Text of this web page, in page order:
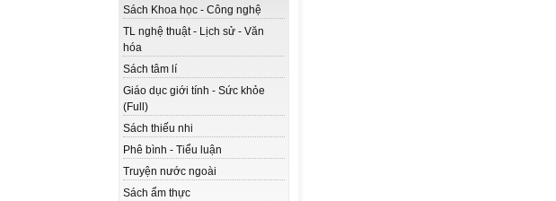
Sách Khoa học - Công nghệ
TL nghệ thuật - Lịch sử - Văn
hóa
Sách tâm lí
Giáo dục giới tính - Sức khỏe
(Full)
Sách thiếu nhi
Phê bình - Tiểu luận
Truyện nước ngoài
Sách ẩm thực